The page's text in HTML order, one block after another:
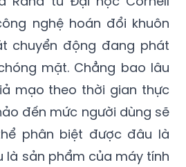
chuyển động đang phát
mặt. Chẳng bao lâu
mạo theo thời gian thực
đến mức người dùng sẽ
phân biệt được đâu là
là sản phẩm của máy tính
chuyện trực tuyến nào.